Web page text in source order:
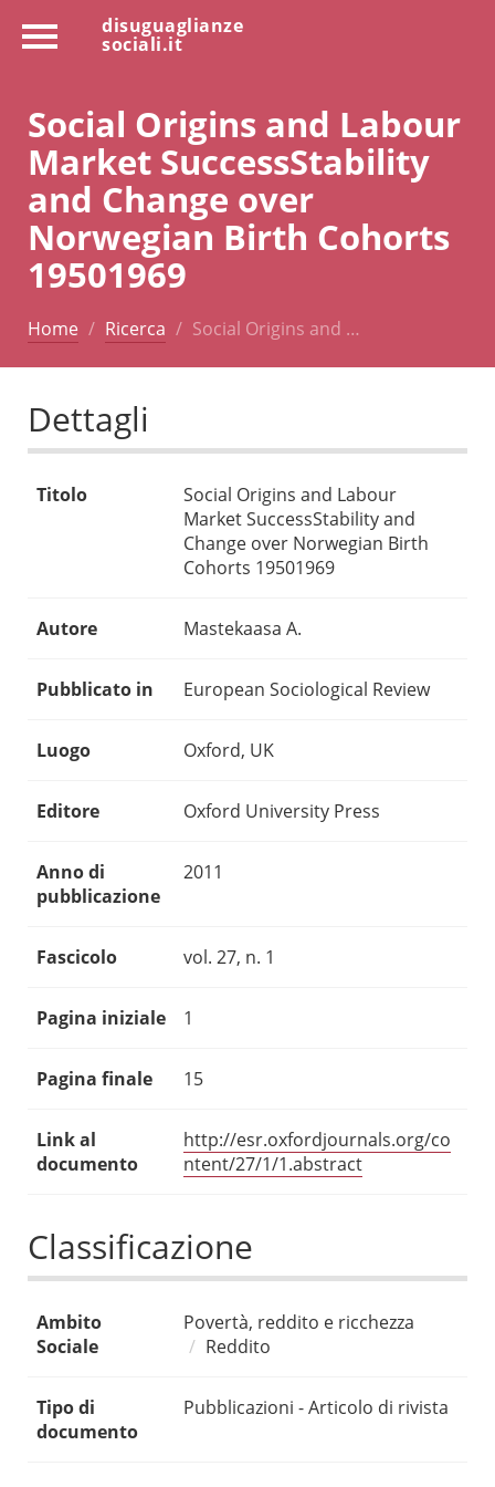
disuguaglianze
sociali.it
Social Origins and Labour
Market SuccessStability
and Change over
Norwegian Birth Cohorts
19501969
Home Ricerca Social Origins and …
Dettagli
Titolo
Social Origins and Labour
Market SuccessStability and
Change over Norwegian Birth
Cohorts 19501969
Autore Mastekaasa A.
Pubblicato in European Sociological Review
Luogo Oxford, UK
Editore Oxford University Press
Anno di
pubblicazione
2011
Fascicolo vol. 27, n. 1
Pagina iniziale 1
Pagina finale 15
Link al
documento
http://esr.oxfordjournals.org/co
ntent/27/1/1.abstract
Classificazione
Ambito
Sociale
Povertà, reddito e ricchezza
Reddito
Tipo di
documento
Pubblicazioni - Articolo di rivista